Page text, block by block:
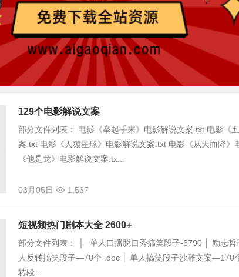
129个电影解说文案
部分文件列表： 电影《举起手来》电影解说文案.txt 电影《
案.txt 电影《人猿星球》电影解说文案.txt 电影《从天而降》
《他是龙》电影解说文案.tx...
03月05日 1,567
短视频热门剧本大全 2600+
部分文件列表： ├─单人口播脱口秀搞笑段子-6790 │ 励志
人反转搞笑段子—70个 .doc │ 单人搞笑段子沙雕文案—170
转段...